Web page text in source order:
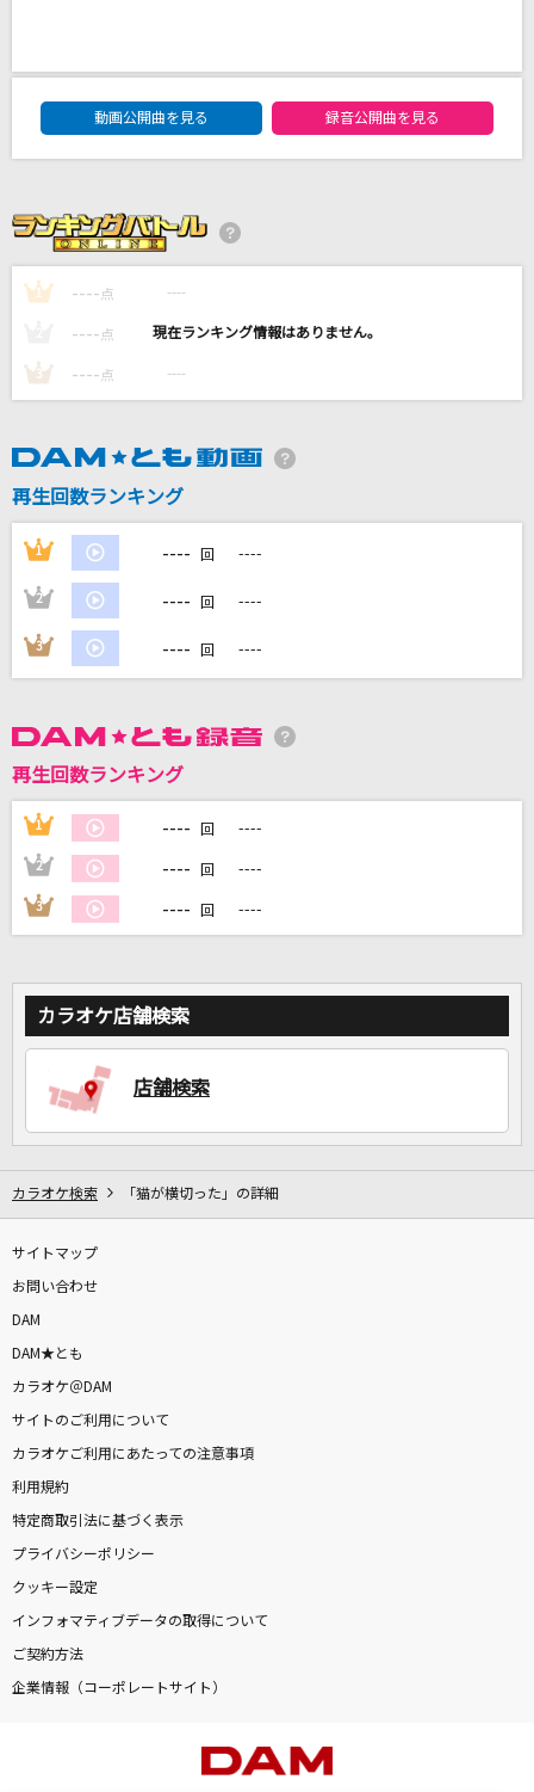
ラ・セゾン
やすなとソーニャ(cv:赤崎千夏・田村睦心)
少年
SADVENTURES
爆風スランプ(BAKUFU-SLUMP)
カラオケ最新情報をチェック！
DAM★ともボーカルエントリーランキング
動画公開曲を見る
録音公開曲を見る
1 ---- 点 ----
---- 点 ----
3 ---- 点 ----
再生回数ランキング
1 ---- 回 ----
2 ---- 回 ----
3 ---- 回 ----
再生回数ランキング
1 ---- 回 ----
2 ---- 回 ----
3 ---- 回 ----
カラオケ店舗検索
店舗検索
カラオケ検索 「猫が横切った」の詳細
サイトマップ
お問い合わせ
DAM
DAM★とも
カラオケ＠DAM
サイトのご利用について
カラオケご利用にあたっての注意事項
利用規約
特定商取引法に基づく表示
プライバシーポリシー
クッキー設定
インフォマティブデータの取得について
ご契約方法
企業情報（コーポレートサイト）